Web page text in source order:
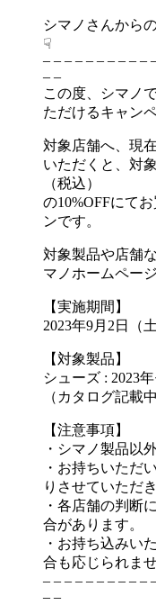
シマノさんから
☟
– – – – – – – – – –
– –
この度、シマノ
ただけるキャン
対象店舗へ、現
いただくと、対
（税込）
の10%OFFにて
ンです。
対象製品や店舗
マノホームペー
【実施期間】
2023年9月2日（
【対象製品】
シューズ : 2023
（カタログ記載
【注意事項】
・シマノ製品以
・お持ちいただ
りさせていただ
・各店舗の判断
合があります。
・お持ち込みい
合も応じられませ
– – – – – – – – – –
– –